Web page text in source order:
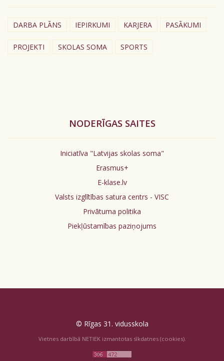
DARBA PLĀNS IEPIRKUMI KARJERA PASĀKUMI
PROJEKTI SKOLAS SOMA SPORTS
NODERĪGAS SAITES
Iniciatīva "Latvijas skolas soma"
Erasmus+
E-klase.lv
Valsts izglītības satura centrs - VISC
Privātuma politika
Piekļūstamības paziņojums
© Rīgas 31. vidusskola
Vietnes darbībā NETIEK izmantotas sīkdatnes (cookies).